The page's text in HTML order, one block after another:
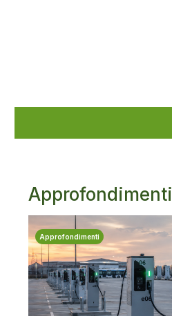
Approfondimenti
Approfondimenti